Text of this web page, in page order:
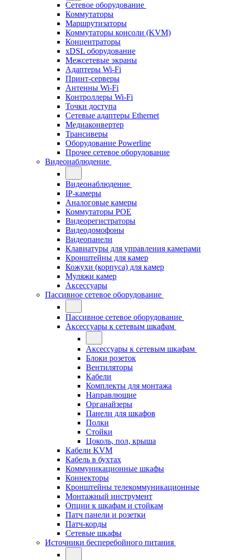
Сетевое оборудование
Коммутаторы
Маршрутизаторы
Коммутаторы консоли (KVM)
Концентраторы
xDSL оборудование
Межсетевые экраны
Адаптеры Wi-Fi
Принт-серверы
Антенны Wi-Fi
Контроллеры Wi-Fi
Точки доступа
Сетевые адаптеры Ethernet
Медиаконвертер
Трансиверы
Оборудование Powerline
Прочее сетевое оборудование
Видеонаблюдение
Видеонаблюдение
IP-камеры
Аналоговые камеры
Коммутаторы POE
Видеорегистраторы
Видеодомофоны
Видеопанели
Клавиатуры для управления камерами
Кронштейны для камер
Кожухи (корпуса) для камер
Муляжи камер
Аксессуары
Пассивное сетевое оборудование
Пассивное сетевое оборудование
Аксессуары к сетевым шкафам
Аксессуары к сетевым шкафам
Блоки розеток
Вентиляторы
Кабели
Комплекты для монтажа
Направлющие
Органайзеры
Панели для шкафов
Полки
Стойки
Цоколь, пол, крыша
Кабели KVM
Кабель в бухтах
Коммуникационные шкафы
Коннекторы
Кронштейны телекоммуникационные
Монтажный инструмент
Опции к шкафам и стойкам
Патч панели и розетки
Патч-корды
Сетевые шкафы
Источники бесперебойного питания